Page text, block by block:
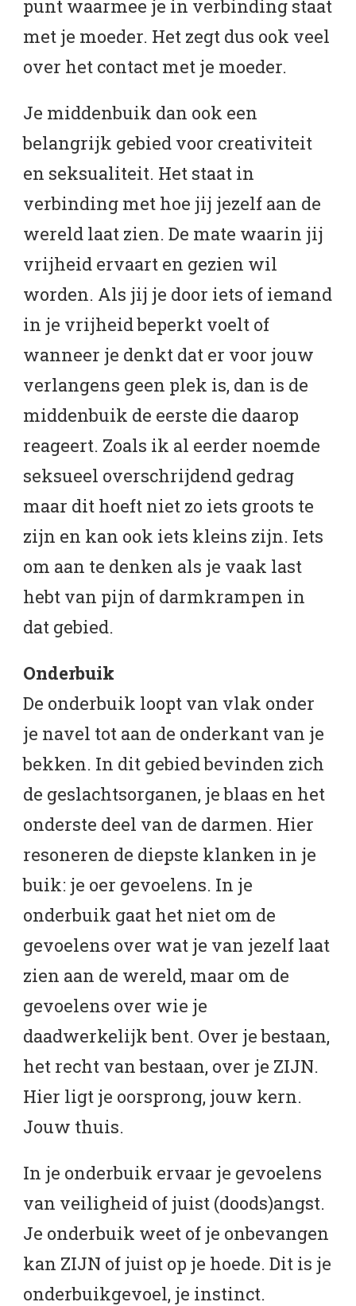
punt waarmee je in verbinding staat
met je moeder. Het zegt dus ook veel
over het contact met je moeder.
Je middenbuik dan ook een
belangrijk gebied voor creativiteit
en seksualiteit. Het staat in
verbinding met hoe jij jezelf aan de
wereld laat zien. De mate waarin jij
vrijheid ervaart en gezien wil
worden. Als jij je door iets of iemand
in je vrijheid beperkt voelt of
wanneer je denkt dat er voor jouw
verlangens geen plek is, dan is de
middenbuik de eerste die daarop
reageert. Zoals ik al eerder noemde
seksueel overschrijdend gedrag
maar dit hoeft niet zo iets groots te
zijn en kan ook iets kleins zijn. Iets
om aan te denken als je vaak last
hebt van pijn of darmkrampen in
dat gebied.
Onderbuik
De onderbuik loopt van vlak onder
je navel tot aan de onderkant van je
bekken. In dit gebied bevinden zich
de geslachtsorganen, je blaas en het
onderste deel van de darmen. Hier
resoneren de diepste klanken in je
buik: je oer gevoelens. In je
onderbuik gaat het niet om de
gevoelens over wat je van jezelf laat
zien aan de wereld, maar om de
gevoelens over wie je
daadwerkelijk bent. Over je bestaan,
het recht van bestaan, over je ZIJN.
Hier ligt je oorsprong, jouw kern.
Jouw thuis.
In je onderbuik ervaar je gevoelens
van veiligheid of juist (doods)angst.
Je onderbuik weet of je onbevangen
kan ZIJN of juist op je hoede. Dit is je
onderbuikgevoel, je instinct.